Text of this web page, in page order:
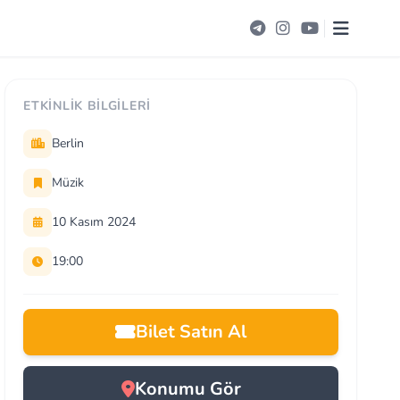
ETKINLIK BILGILERI
Berlin
Müzik
10 Kasım 2024
19:00
Bilet Satın Al
Konumu Gör